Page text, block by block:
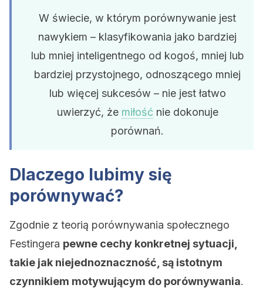
W świecie, w którym porównywanie jest
nawykiem – klasyfikowania jako bardziej
lub mniej inteligentnego od kogoś, mniej lub
bardziej przystojnego, odnoszącego mniej
lub więcej sukcesów – nie jest łatwo
uwierzyć, że miłośćnie dokonuje
porównań.
Dlaczego lubimy się
porównywać?
Zgodnie z teorią porównywania społecznego
Festingera pewne cechy konkretnej sytuacji,
takie jak niejednoznaczność, są istotnym
czynnikiem motywującym do porównywania.